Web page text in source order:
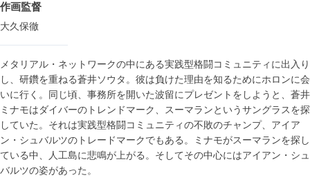
作画監督
大久保徹
メタリアル・ネットワークの中にある実践型格闘コミュニティに出入り
し、研鑽を重ねる蒼井ソウタ。彼は負けた理由を知るためにホロンに会
いに行く。同じ頃、事務所を開いた波留にプレゼントをしようと、蒼井
ミナモはダイバーのトレンドマーク、スーマランというサングラスを探
していた。それは実践型格闘コミュニティの不敗のチャンプ、アイア
ン・シュバルツのトレードマークでもある。ミナモがスーマランを探し
ている中、人工島に悲鳴が上がる。そしてその中心にはアイアン・シュ
バルツの姿があった。